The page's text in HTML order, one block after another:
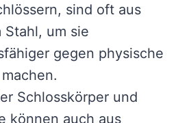
sind oft aus
um sie
gegen physische
Schlosskörper und
können auch aus